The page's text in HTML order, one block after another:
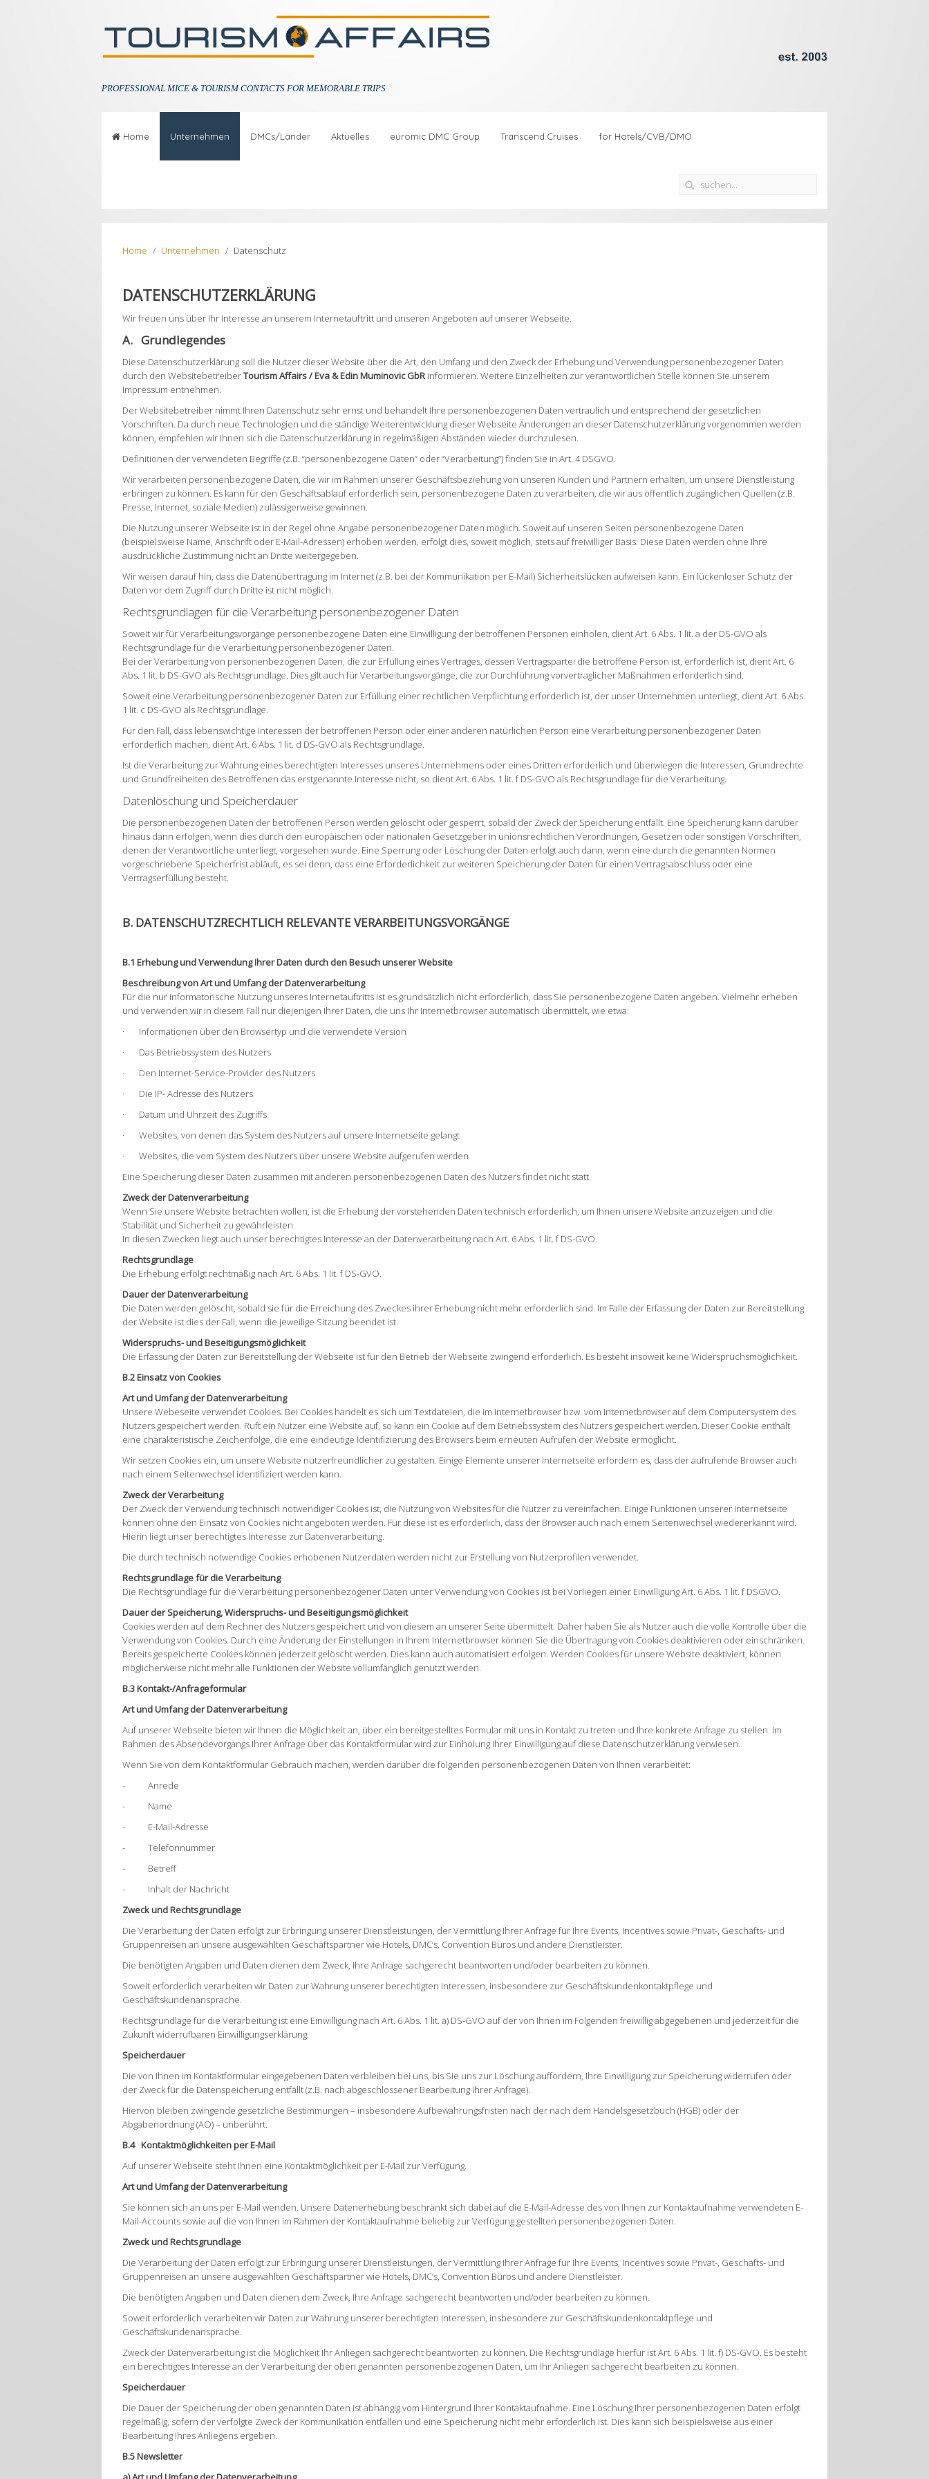
PROFESSIONAL MICE & TOURISM CONTACTS FOR MEMORABLE TRIPS
Home Unternehmen DMCs/Länder Aktuelles euromic DMC Group Transcend.Cruises for Hotels/CVB/DMO
Home Unternehmen Datenschutz
DATENSCHUTZERKLÄRUNG
Wir freuen uns über Ihr Interesse an unserem Internetauftritt und unseren Angeboten auf unserer Webseite.
A. Grundlegendes
Diese Datenschutzerklärung soll die Nutzer dieser Website über die Art, den Umfang und den Zweck der Erhebung und Verwendung personenbezogener Daten
durch den WebsitebetreiberTourism Affairs / Eva & Edin Muminovic GbR informieren. Weitere Einzelheiten zur verantwortlichen Stelle können Sie unserem
Impressum entnehmen.
Der Websitebetreiber nimmt Ihren Datenschutz sehr ernst und behandelt Ihre personenbezogenen Daten vertraulich und entsprechend der gesetzlichen
Vorschriften. Da durch neue Technologien und die ständige Weiterentwicklung dieser Webseite Änderungen an dieser Datenschutzerklärung vorgenommen werden
können, empfehlen wir Ihnen sich die Datenschutzerklärung in regelmäßigen Abständen wieder durchzulesen.
Definitionen der verwendeten Begriffe (z.B. “personenbezogene Daten” oder “Verarbeitung”) finden Sie in Art. 4 DSGVO.
Wir verarbeiten personenbezogene Daten, die wir im Rahmen unserer Geschäftsbeziehung von unseren Kunden und Partnern erhalten, um unsere Dienstleistung
erbringen zu können. Es kann für den Geschäftsablauf erforderlich sein, personenbezogene Daten zu verarbeiten, die wir aus öffentlich zugänglichen Quellen (z.B.
Presse, Internet, soziale Medien) zulässigerweise gewinnen.
Die Nutzung unserer Webseite ist in der Regel ohne Angabe personenbezogener Daten möglich. Soweit auf unseren Seiten personenbezogene Daten
(beispielsweise Name, Anschrift oder E-Mail-Adressen) erhoben werden, erfolgt dies, soweit möglich, stets auf freiwilliger Basis. Diese Daten werden ohne Ihre
ausdrückliche Zustimmung nicht an Dritte weitergegeben.
Wir weisen darauf hin, dass die Datenübertragung im Internet (z.B. bei der Kommunikation per E-Mail) Sicherheitslücken aufweisen kann. Ein lückenloser Schutz der
Daten vor dem Zugriff durch Dritte ist nicht möglich.
Rechtsgrundlagen für die Verarbeitung personenbezogener Daten
Soweit wir für Verarbeitungsvorgänge personenbezogene Daten eine Einwilligung der betroffenen Personen einholen, dient Art. 6 Abs. 1 lit. a der DS-GVO als
Rechtsgrundlage für die Verarbeitung personenbezogener Daten.
Bei der Verarbeitung von personenbezogenen Daten, die zur Erfüllung eines Vertrages, dessen Vertragspartei die betroffene Person ist, erforderlich ist, dient Art. 6
Abs. 1 lit. b DS-GVO als Rechtsgrundlage. Dies gilt auch für Verarbeitungsvorgänge, die zur Durchführung vorvertraglicher Maßnahmen erforderlich sind.
Soweit eine Verarbeitung personenbezogener Daten zur Erfüllung einer rechtlichen Verpflichtung erforderlich ist, der unser Unternehmen unterliegt, dient Art. 6 Abs.
1 lit. c DS-GVO als Rechtsgrundlage.
Für den Fall, dass lebenswichtige Interessen der betroffenen Person oder einer anderen natürlichen Person eine Verarbeitung personenbezogener Daten
erforderlich machen, dient Art. 6 Abs. 1 lit. d DS-GVO als Rechtsgrundlage.
Ist die Verarbeitung zur Wahrung eines berechtigten Interesses unseres Unternehmens oder eines Dritten erforderlich und überwiegen die Interessen, Grundrechte
und Grundfreiheiten des Betroffenen das erstgenannte Interesse nicht, so dient Art. 6 Abs. 1 lit. f DS-GVO als Rechtsgrundlage für die Verarbeitung.
Datenlöschung und Speicherdauer
Die personenbezogenen Daten der betroffenen Person werden gelöscht oder gesperrt, sobald der Zweck der Speicherung entfällt. Eine Speicherung kann darüber
hinaus dann erfolgen, wenn dies durch den europäischen oder nationalen Gesetzgeber in unionsrechtlichen Verordnungen, Gesetzen oder sonstigen Vorschriften,
denen der Verantwortliche unterliegt, vorgesehen wurde. Eine Sperrung oder Löschung der Daten erfolgt auch dann, wenn eine durch die genannten Normen
vorgeschriebene Speicherfrist abläuft, es sei denn, dass eine Erforderlichkeit zur weiteren Speicherung der Daten für einen Vertragsabschluss oder eine
Vertragserfüllung besteht.
B. DATENSCHUTZRECHTLICH RELEVANTE VERARBEITUNGSVORGÄNGE
B.1 Erhebung und Verwendung Ihrer Daten durch den Besuch unserer Website
Beschreibung von Art und Umfang der Datenverarbeitung
Für die nur informatorische Nutzung unseres Internetauftritts ist es grundsätzlich nicht erforderlich, dass Sie personenbezogene Daten angeben. Vielmehr erheben
und verwenden wir in diesem Fall nur diejenigen Ihrer Daten, die uns Ihr Internetbrowser automatisch übermittelt, wie etwa:
· Informationen über den Browsertyp und die verwendete Version
· Das Betriebssystem des Nutzers
· Den Internet-Service-Provider des Nutzers
· Die IP- Adresse des Nutzers
· Datum und Uhrzeit des Zugriffs
· Websites, von denen das System des Nutzers auf unsere Internetseite gelangt
· Websites, die vom System des Nutzers über unsere Website aufgerufen werden
Eine Speicherung dieser Daten zusammen mit anderen personenbezogenen Daten des Nutzers findet nicht statt.
Zweck der Datenverarbeitung
Wenn Sie unsere Website betrachten wollen, ist die Erhebung der vorstehenden Daten technisch erforderlich, um Ihnen unsere Website anzuzeigen und die
Stabilität und Sicherheit zu gewährleisten.
In diesen Zwecken liegt auch unser berechtigtes Interesse an der Datenverarbeitung nach Art. 6 Abs. 1 lit. f DS-GVO.
Rechtsgrundlage
Die Erhebung erfolgt rechtmäßig nach Art. 6 Abs. 1 lit. f DS-GVO.
Dauer der Datenverarbeitung
Die Daten werden gelöscht, sobald sie für die Erreichung des Zweckes ihrer Erhebung nicht mehr erforderlich sind. Im Falle der Erfassung der Daten zur Bereitstellung
der Website ist dies der Fall, wenn die jeweilige Sitzung beendet ist.
Widerspruchs- und Beseitigungsmöglichkeit
Die Erfassung der Daten zur Bereitstellung der Webseite ist für den Betrieb der Webseite zwingend erforderlich. Es besteht insoweit keine Widerspruchsmöglichkeit.
B.2 Einsatz von Cookies
Art und Umfang der Datenverarbeitung
Unsere Webeseite verwendet Cookies. Bei Cookies handelt es sich um Textdateien, die im Internetbrowser bzw. vom Internetbrowser auf dem Computersystem des
Nutzers gespeichert werden. Ruft ein Nutzer eine Website auf, so kann ein Cookie auf dem Betriebssystem des Nutzers gespeichert werden. Dieser Cookie enthält
eine charakteristische Zeichenfolge, die eine eindeutige Identifizierung des Browsers beim erneuten Aufrufen der Website ermöglicht.
Wir setzen Cookies ein, um unsere Website nutzerfreundlicher zu gestalten. Einige Elemente unserer Internetseite erfordern es, dass der aufrufende Browser auch
nach einem Seitenwechsel identifiziert werden kann.
Zweck der Verarbeitung
Der Zweck der Verwendung technisch notwendiger Cookies ist, die Nutzung von Websites für die Nutzer zu vereinfachen. Einige Funktionen unserer Internetseite
können ohne den Einsatz von Cookies nicht angeboten werden. Für diese ist es erforderlich, dass der Browser auch nach einem Seitenwechsel wiedererkannt wird.
Hierin liegt unser berechtigtes Interesse zur Datenverarbeitung.
Die durch technisch notwendige Cookies erhobenen Nutzerdaten werden nicht zur Erstellung von Nutzerprofilen verwendet.
Rechtsgrundlage für die Verarbeitung
Die Rechtsgrundlage für die Verarbeitung personenbezogener Daten unter Verwendung von Cookies ist bei Vorliegen einer Einwilligung Art. 6 Abs. 1 lit. f DSGVO.
Dauer der Speicherung, Widerspruchs- und Beseitigungsmöglichkeit
Cookies werden auf dem Rechner des Nutzers gespeichert und von diesem an unserer Seite übermittelt. Daher haben Sie als Nutzer auch die volle Kontrolle über die
Verwendung von Cookies. Durch eine Änderung der Einstellungen in Ihrem Internetbrowser können Sie die Übertragung von Cookies deaktivieren oder einschränken.
Bereits gespeicherte Cookies können jederzeit gelöscht werden. Dies kann auch automatisiert erfolgen. Werden Cookies für unsere Website deaktiviert, können
möglicherweise nicht mehr alle Funktionen der Website vollumfänglich genutzt werden.
B.3 Kontakt-/Anfrageformular
Art und Umfang der Datenverarbeitung
Auf unserer Webseite bieten wir Ihnen die Möglichkeit an, über ein bereitgestelltes Formular mit uns in Kontakt zu treten und Ihre konkrete Anfrage zu stellen. Im
Rahmen des Absendevorgangs Ihrer Anfrage über das Kontaktformular wird zur Einholung Ihrer Einwilligung auf diese Datenschutzerklärung verwiesen.
Wenn Sie von dem Kontaktformular Gebrauch machen, werden darüber die folgenden personenbezogenen Daten von Ihnen verarbeitet:
- Anrede
- Name
- E-Mail-Adresse
- Telefonnummer
- Betreff
- Inhalt der Nachricht
Zweck und Rechtsgrundlage
Die Verarbeitung der Daten erfolgt zur Erbringung unserer Dienstleistungen, der Vermittlung Ihrer Anfrage für Ihre Events, Incentives sowie Privat-, Geschäfts- und
Gruppenreisen an unsere ausgewählten Geschäftspartner wie Hotels, DMC’s, Convention Büros und andere Dienstleister.
Die benötigten Angaben und Daten dienen dem Zweck, Ihre Anfrage sachgerecht beantworten und/oder bearbeiten zu können.
Soweit erforderlich verarbeiten wir Daten zur Wahrung unserer berechtigten Interessen, insbesondere zur Geschäftskundenkontaktpflege und
Geschäftskundenansprache.
Rechtsgrundlage für die Verarbeitung ist eine Einwilligung nach Art. 6 Abs. 1 lit. a) DS-GVO auf der von Ihnen im Folgenden freiwillig abgegebenen und jederzeit für die
Zukunft widerrufbaren Einwilligungserklärung.
Speicherdauer
Die von Ihnen im Kontaktformular eingegebenen Daten verbleiben bei uns, bis Sie uns zur Löschung auffordern, Ihre Einwilligung zur Speicherung widerrufen oder
der Zweck für die Datenspeicherung entfällt (z.B. nach abgeschlossener Bearbeitung Ihrer Anfrage).
Hiervon bleiben zwingende gesetzliche Bestimmungen – insbesondere Aufbewahrungsfristen nach der nach dem Handelsgesetzbuch (HGB) oder der
Abgabenordnung (AO) – unberührt.
B.4 Kontaktmöglichkeiten per E-Mail
Auf unserer Webseite steht Ihnen eine Kontaktmöglichkeit per E-Mail zur Verfügung.
Art und Umfang der Datenverarbeitung
Sie können sich an uns per E-Mail wenden. Unsere Datenerhebung beschränkt sich dabei auf die E-Mail-Adresse des von Ihnen zur Kontaktaufnahme verwendeten E-
Mail-Accounts sowie auf die von Ihnen im Rahmen der Kontaktaufnahme beliebig zur Verfügung gestellten personenbezogenen Daten.
Zweck und Rechtsgrundlage
Die Verarbeitung der Daten erfolgt zur Erbringung unserer Dienstleistungen, der Vermittlung Ihrer Anfrage für Ihre Events, Incentives sowie Privat-, Geschäfts- und
Gruppenreisen an unsere ausgewählten Geschäftspartner wie Hotels, DMC’s, Convention Büros und andere Dienstleister.
Die benötigten Angaben und Daten dienen dem Zweck, Ihre Anfrage sachgerecht beantworten und/oder bearbeiten zu können.
Soweit erforderlich verarbeiten wir Daten zur Wahrung unserer berechtigten Interessen, insbesondere zur Geschäftskundenkontaktpflege und
Geschäftskundenansprache.
Zweck der Datenverarbeitung ist die Möglichkeit Ihr Anliegen sachgerecht beantworten zu können. Die Rechtsgrundlage hierfür ist Art. 6 Abs. 1 lit. f) DS-GVO. Es besteht
ein berechtigtes Interesse an der Verarbeitung der oben genannten personenbezogenen Daten, um Ihr Anliegen sachgerecht bearbeiten zu können.
Speicherdauer
Die Dauer der Speicherung der oben genannten Daten ist abhängig vom Hintergrund Ihrer Kontaktaufnahme. Eine Löschung Ihrer personenbezogenen Daten erfolgt
regelmäßig, sofern der verfolgte Zweck der Kommunikation entfallen und eine Speicherung nicht mehr erforderlich ist. Dies kann sich beispielsweise aus einer
Bearbeitung Ihres Anliegens ergeben.
B.5 Newsletter